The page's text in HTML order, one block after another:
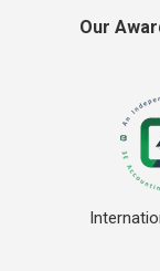
Our